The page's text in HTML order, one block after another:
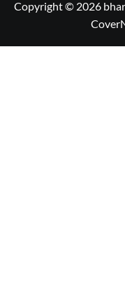
Copyright © 2026